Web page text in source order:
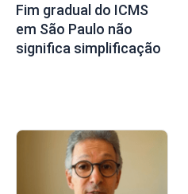
Fim gradual do ICMS
em São Paulo não
significa simplificação